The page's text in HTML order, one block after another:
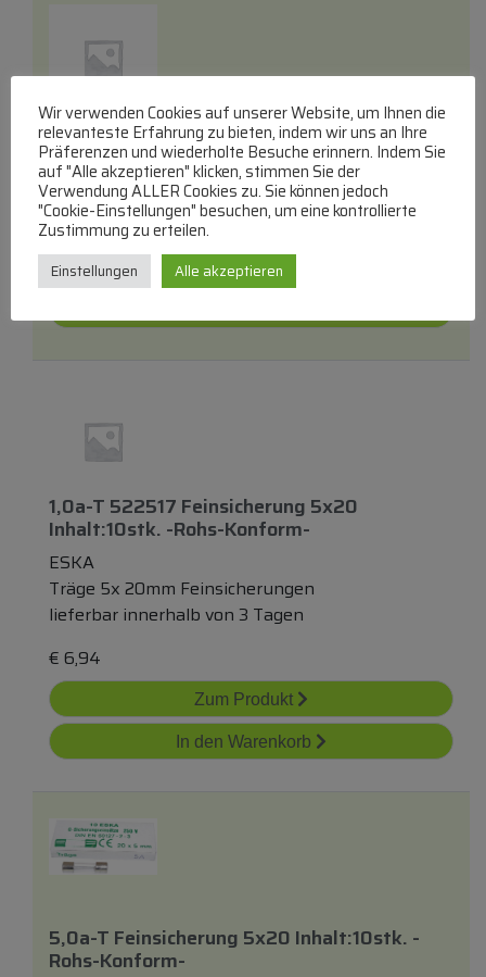
2,0a-T-Tr5 Feinsicherung
Träge TR5 Feinsicherungen
lieferbar innerhalb von 3 Tagen
€4,97
Zum Produkt
1,0a-T 522517 Feinsicherung 5x20
Inhalt:10stk. -rohs-Konform-
ESKA
Träge 5x 20mm Feinsicherungen
lieferbar innerhalb von 3 Tagen
€ 6,94
Zum Produkt
In den Warenkorb
5,0a-T Feinsicherung 5x20 Inhalt:10stk. -
Rohs-Konform-
Wir verwenden Cookies auf unserer Website, um Ihnen die
relevanteste Erfahrung zu bieten, indem wir uns an Ihre
Präferenzen und wiederholte Besuche erinnern. Indem Sie
auf "Alle akzeptieren" klicken, stimmen Sie der
Verwendung ALLER Cookies zu. Sie können jedoch
"Cookie-Einstellungen" besuchen, um eine kontrollierte
Zustimmung zu erteilen.
Einstellungen Alle akzeptieren